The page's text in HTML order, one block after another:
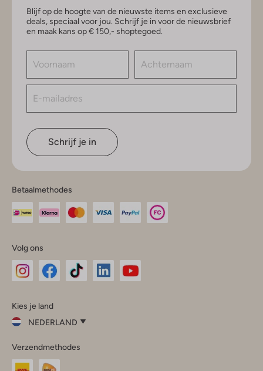
Blijf op de hoogte van de nieuwste items en exclusieve
deals, speciaal voor jou. Schrijf je in voor de nieuwsbrief
en maak kans op € 150,- shoptegoed.
Schrijf je in
Betaalmethodes
Volg ons
InstagramFacebook
Kies je land
NEDERLAND
je
land
Verzendmethodes